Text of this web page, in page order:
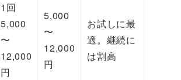
1回
5,000
〜
12,000
円
5,000
〜
12,000
円
お試しに最
適。継続に
は割高